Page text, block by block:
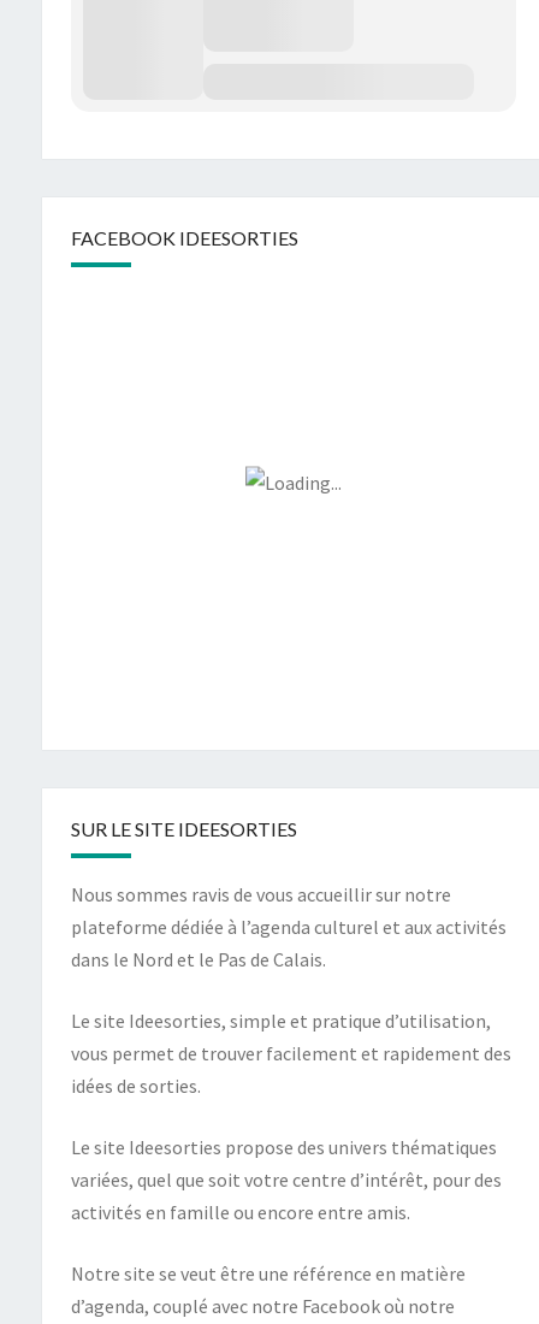
FACEBOOK IDEESORTIES
SUR LE SITE IDEESORTIES
Nous sommes ravis de vous accueillir sur notre
plateforme dédiée à l’agenda culturel et aux activités
dans le Nord et le Pas de Calais.
Le site Ideesorties, simple et pratique d’utilisation,
vous permet de trouver facilement et rapidement des
idées de sorties.
Le site Ideesorties propose des univers thématiques
variées, quel que soit votre centre d’intérêt, pour des
activités en famille ou encore entre amis.
Notre site se veut être une référence en matière
d’agenda, couplé avec notre Facebook où notre